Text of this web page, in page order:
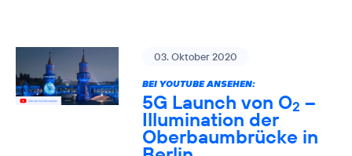
03. Oktober 2020
BEI YOUTUBE ANSEHEN:
5G Launch von O2 –
Illumination der
Oberbaumbrücke in